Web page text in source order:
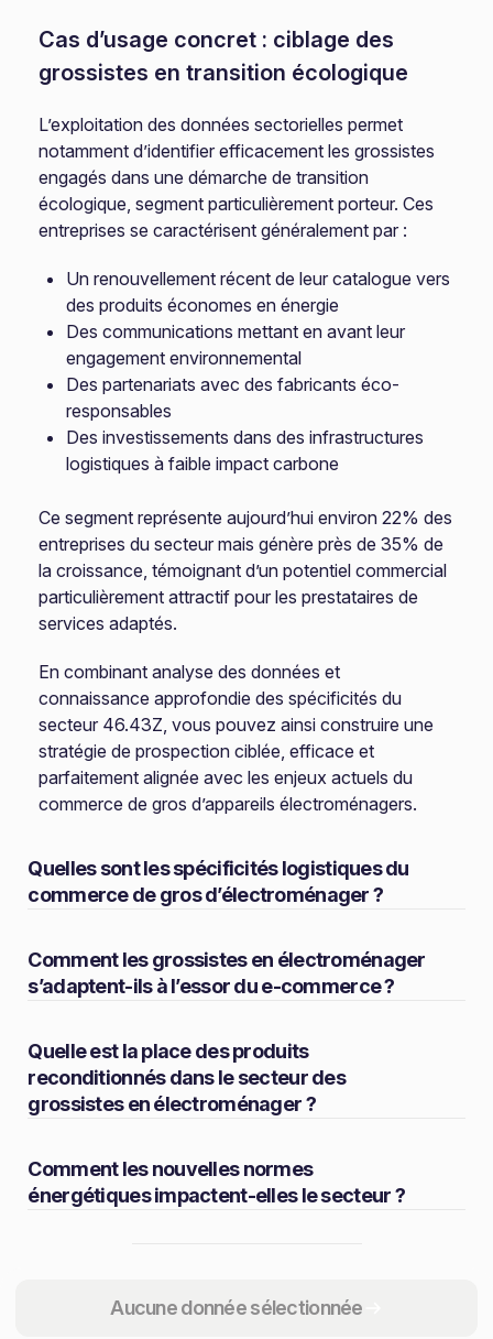
Aucune donnée sélectionnée
Cas d’usage concret : ciblage des
grossistes en transition écologique
L’exploitation des données sectorielles permet
notamment d’identifier efficacement les grossistes
engagés dans une démarche de transition
écologique, segment particulièrement porteur. Ces
entreprises se caractérisent généralement par :
Un renouvellement récent de leur catalogue vers
des produits économes en énergie
Des communications mettant en avant leur
engagement environnemental
Des partenariats avec des fabricants éco-
responsables
Des investissements dans des infrastructures
logistiques à faible impact carbone
Ce segment représente aujourd’hui environ 22% des
entreprises du secteur mais génère près de 35% de
la croissance, témoignant d’un potentiel commercial
particulièrement attractif pour les prestataires de
services adaptés.
En combinant analyse des données et
connaissance approfondie des spécificités du
secteur 46.43Z, vous pouvez ainsi construire une
stratégie de prospection ciblée, efficace et
parfaitement alignée avec les enjeux actuels du
commerce de gros d’appareils électroménagers.
Quelles sont les spécificités logistiques du
commerce de gros d’électroménager ?
Comment les grossistes en électroménager
s’adaptent-ils à l’essor du e-commerce ?
Quelle est la place des produits
reconditionnés dans le secteur des
grossistes en électroménager ?
Comment les nouvelles normes
énergétiques impactent-elles le secteur ?
Partager